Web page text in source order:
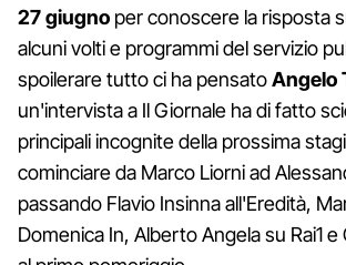
27 giugno per conoscere la risposta
alcuni volti e programmi del servizio
spoilerare tutto ci ha pensatoAngelo
un'intervista a Il Giornale ha di fatto
principali incognite della prossima
cominciare da Marco Liorni ad
passando Flavio Insinna all'Eredità,
Domenica In, Alberto Angela su Rai1 e